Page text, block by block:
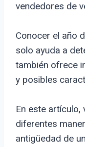
vendedores de
Conocer el año
solo ayuda a
también ofrece
y posibles
En este artículo,
diferentes
antigüedad de